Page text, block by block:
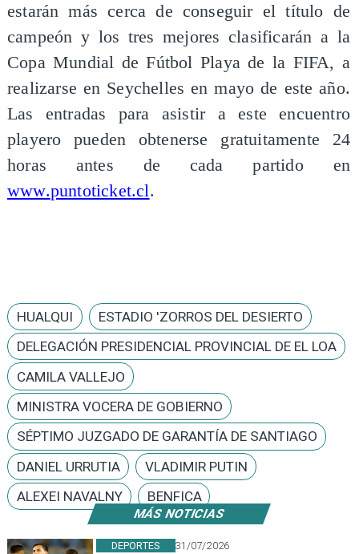
MÁS NOTICIAS
31/07/2026
DEPORTES
estarán más cerca de conseguir el título de
campeón y los tres mejores clasificarán a la
Copa Mundial de Fútbol Playa de la FIFA, a
realizarse en Seychelles en mayo de este año.
Las entradas para asistir a este encuentro
playero pueden obtenerse gratuitamente 24
horas antes de cada partido en
www.puntoticket.cl.
HUALQUI
ESTADIO 'ZORROS DEL DESIERTO
DELEGACIÓN PRESIDENCIAL PROVINCIAL DE EL LOA
CAMILA VALLEJO
MINISTRA VOCERA DE GOBIERNO
SÉPTIMO JUZGADO DE GARANTÍA DE SANTIAGO
DANIEL URRUTIA
VLADIMIR PUTIN
ALEXEI NAVALNY
BENFICA